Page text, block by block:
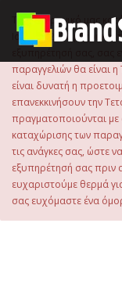
περιεχόμενο
Το ηλεκτρονικό μας
Ιουλίου 2026 μέχρι
εξυπηρέτησή σας, σας
παραγγελιών θα είναι
είναι δυνατή η
επανεκκινήσουν την
πραγματοποιούνται με
καταχώρισης των
τις ανάγκες σας, ώστε
εξυπηρέτησή σας πριν
ευχαριστούμε θερμά
σας ευχόμαστε ένα